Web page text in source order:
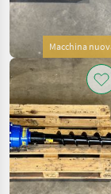
Macchina